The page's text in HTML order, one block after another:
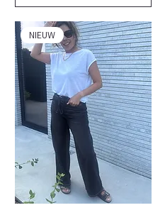
NIEUW